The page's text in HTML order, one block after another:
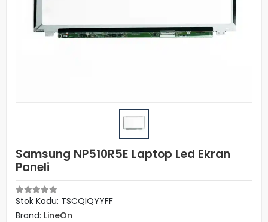
Samsung NP510R5E Laptop Led Ekran
Paneli
Stok Kodu: TSCQIQYYFF
Brand: LineOn